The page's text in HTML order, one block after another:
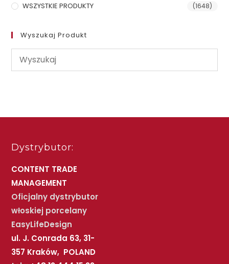
WSZYSTKIE PRODUKTY (1648)
Wyszukaj Produkt
Dystrybutor:
CONTENT TRADE
MANAGEMENT
Oficjalny dystrybutor
włoskiej porcelany
EasyLifeDesign
ul. J. Conrada 63, 31-
357 Kraków, POLAND